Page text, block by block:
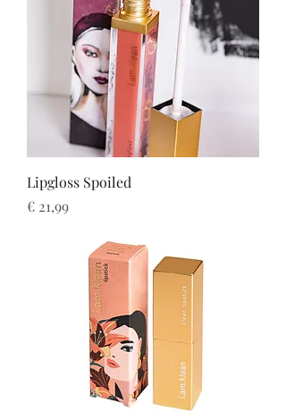
Lipgloss Spoiled
Prijs
€ 21,99